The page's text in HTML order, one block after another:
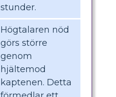
stunder.
Högtalaren nöd
görs större
genom
hjältemod
kaptenen. Detta